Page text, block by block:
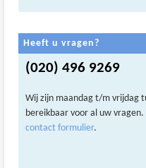
Heeft u vragen?
(020) 496 9269
Wij zijn maandag t/m vrijdag
bereikbaar voor al uw
contact formulier.